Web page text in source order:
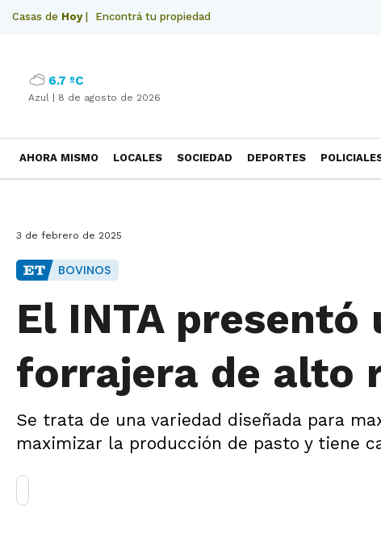
Casas de Hoy| Encontrá tu propiedad
6.7 ºC
Azul | 8 de agosto de 2026
AHORA MISMO LOCALES SOCIEDAD DEPORTES
3 de febrero de 2025
BOVINOS
El INTA presentó
forrajera de alto
Se trata de una variedad diseñada para
maximizar la producción de pasto y tiene